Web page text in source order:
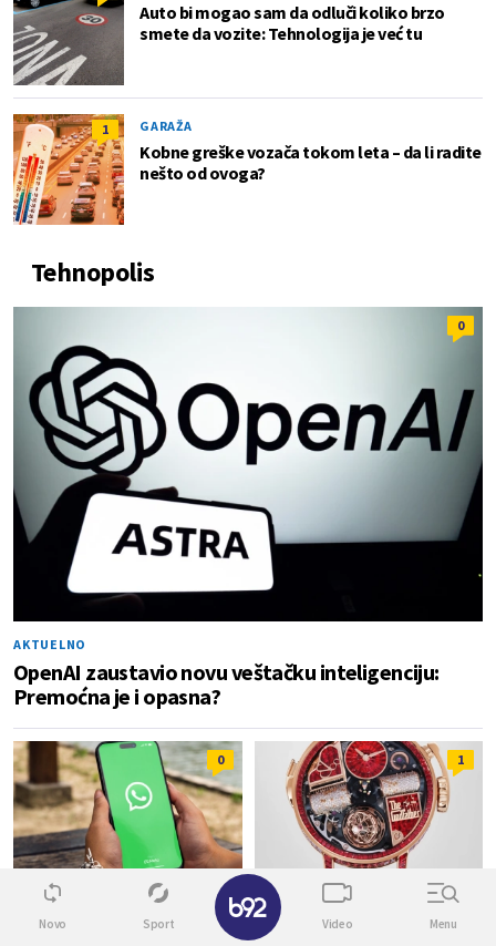
Auto bi mogao sam da odluči koliko brzo
smete da vozite: Tehnologija je već tu
1 GARAŽA
Kobne greške vozača tokom leta – da li radite
nešto od ovoga?
Tehnopolis
0
AKTUELNO
OpenAI zaustavio novu veštačku inteligenciju:
Premoćna je i opasna?
0
OLAKŠANJE
1
AKTUELNO
Novo Sport Video Menu
✕